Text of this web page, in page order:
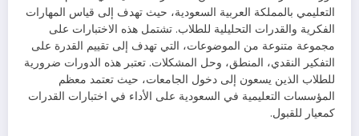
التعليمي بالمملكة العربية السعودية، حيث تهدف إلى قياس المهارات
الفكرية والقدرات التحليلية للطلاب. تشتمل هذه الاختبارات على
مجموعة متنوعة من الموضوعات، التي تهدف إلى تقييم القدرة على
التفكير النقدي، المنطق، وحل المشكلات. تعتبر هذه الدورات ضرورية
للطلاب الذين يسعون إلى دخول الجامعات، حيث تعتمد معظم
المؤسسات التعليمية في السعودية على الأداء في اختبارات القدرات
كمعيار للقبول.